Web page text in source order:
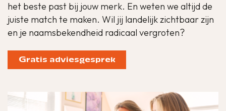
het beste past bij jouw merk. En weten we altijd de
juiste match te maken. Wil jij landelijk zichtbaar zijn
en je naamsbekendheid radicaal vergroten?
Gratis adviesgesprek